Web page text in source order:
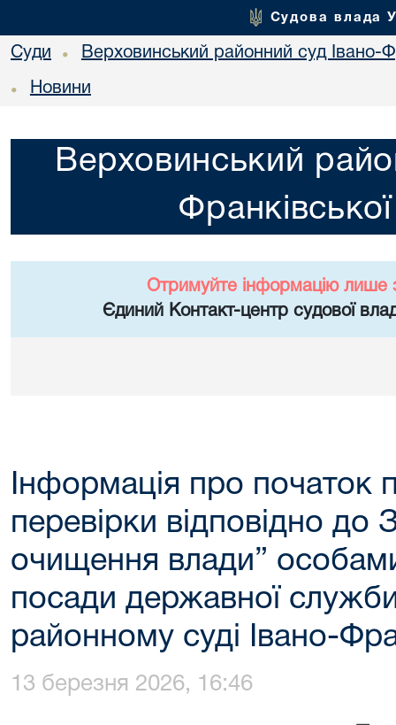
Судова влада
Суди • Верховинський районний суд Івано-
• Новини
Верховинський
Отримуйте інформацію лише
Єдиний Контакт-центр судової
Інформація про початок
перевірки відповідно до
очищення влади”
посади державної
районному суді Івано-
13 березня 2026, 16:46